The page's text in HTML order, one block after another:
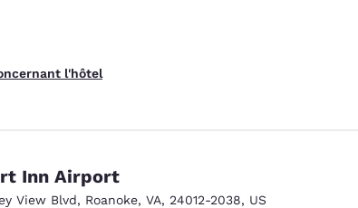
l'hôtel
Inn Airport
View Blvd, Roanoke, VA, 24012-2038, US